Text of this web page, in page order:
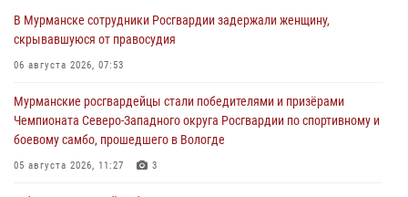
В Мурманске сотрудники Росгвардии задержали женщину,
скрывавшуюся от правосудия
06 августа 2026, 07:53
Мурманские росгвардейцы стали победителями и призёрами
Чемпионата Северо-Западного округа Росгвардии по спортивному и
боевому самбо, прошедшего в Вологде
05 августа 2026, 11:27 3